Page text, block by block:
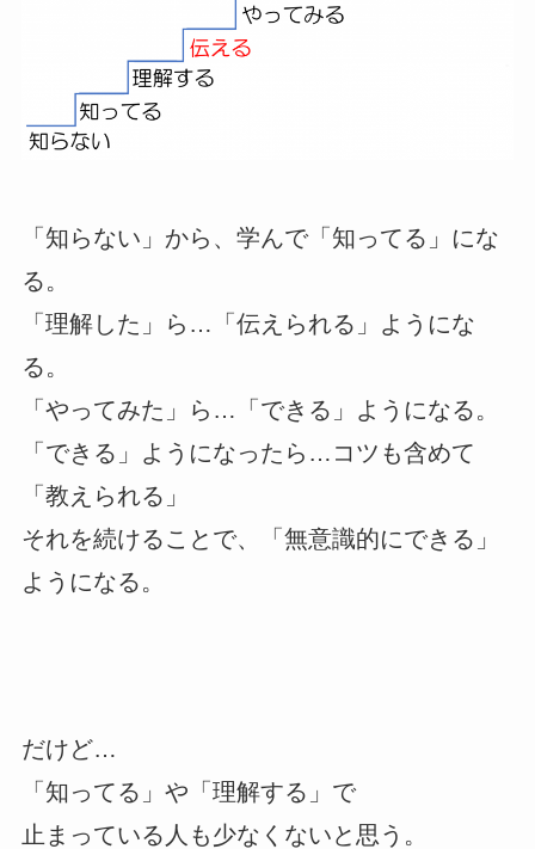
「知らない」から、学んで「知ってる」にな
る。
「理解した」ら…「伝えられる」ようにな
る。
「やってみた」ら…「できる」ようになる。
「できる」ようになったら…コツも含めて
「教えられる」
それを続けることで、「無意識的にできる」
ようになる。
だけど…
「知ってる」や「理解する」で
止まっている人も少なくないと思う。